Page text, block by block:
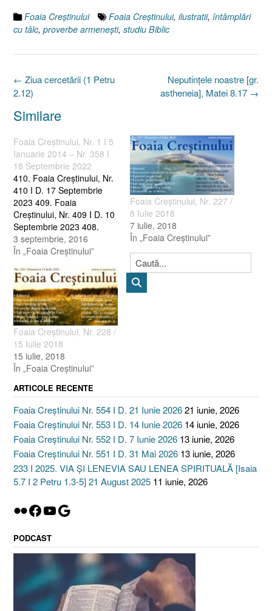
Foaia Creştinului Foaia Creştinului, ilustratii, întâmplări
cu tâlc, proverbe armeneşti, studiu Biblic
Post
navigation
Neputinţele noastre [gr.
astheneia], Matei 8.17 →
← Ziua cercetării (1 Petru
2.12)
Similare
Foaia Creştinului, Nr. 1 I 5
Ianuarie 2014 – Nr. 358 I
18 Septembrie 2022
410. Foaia Creştinului, Nr.
410 I D. 17 Septembrie
2023 409. Foaia
Creştinului, Nr. 409 I D. 10
Septembrie 2023 408.
Foaia Creştinului, Nr. 408 I
D. 3 Septembrie 2023 407.
D. 27 August 2023 406.
Foaia Creştinului, Nr. 406 I
D. 20 August 2023…
3 septembrie, 2016
În „Foaia Creştinului”
Foaia Creştinului, Nr. 227 /
8 Iulie 2018
7 iulie, 2018
În „Foaia Creştinului”
Foaia Creştinului, Nr. 228 /
15 Iulie 2018
15 iulie, 2018
În „Foaia Creştinului”
ARTICOLE RECENTE
Foaia Creștinului Nr. 554 I D. 21 Iunie 202621 iunie, 2026
Foaia Creștinului Nr. 553 I D. 14 Iunie 2026 14 iunie, 2026
Foaia Creștinului Nr. 552 I D. 7 Iunie 2026 13 iunie, 2026
Foaia Creștinului Nr. 551 I D. 31 Mai 2026 13 iunie, 2026
233 I 2025. VIA ȘI LENEVIA SAU LENEA SPIRITUALĂ [Isaia
5.7 I 2 Petru 1.3-5] 21 August 2025 11 iunie, 2026
Flickr
Facebook
YouTube
Google
PODCAST